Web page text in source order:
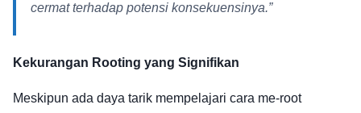
cermat terhadap potensi konsekuensinya.”
Kekurangan Rooting yang Signifikan
Meskipun ada daya tarik mempelajari cara me-root